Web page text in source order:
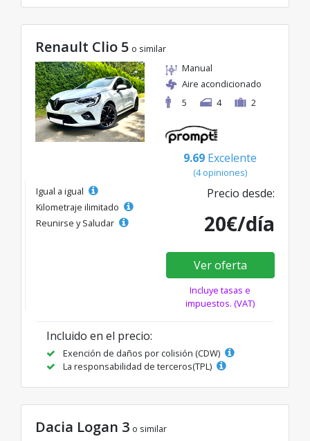
Renault Clio 5 o similar
Manual
Aire acondicionado
5
4 2
9.69 Excelente
(4 opiniones)
Igual a igual
Kilometraje ilimitado
Reunirse y Saludar
Precio desde:
20€/día
Ver oferta
Incluye tasas e
impuestos. (VAT)
Incluido en el precio:
Exención de daños por colisión (CDW)
La responsabilidad de terceros(TPL)
Dacia Logan 3 o similar